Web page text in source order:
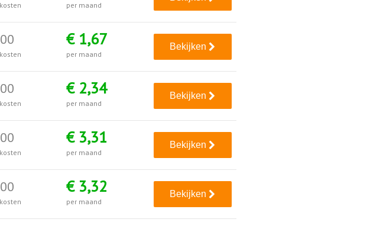
per maand
€ 1,67
per maand
Bekijken
€ 2,34
per maand
Bekijken
€ 3,31
per maand
Bekijken
€ 3,32
per maand
Bekijken